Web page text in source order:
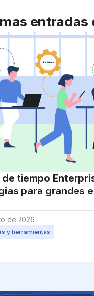
entradas
tiempo
para grandes
de 2026
y herramientas